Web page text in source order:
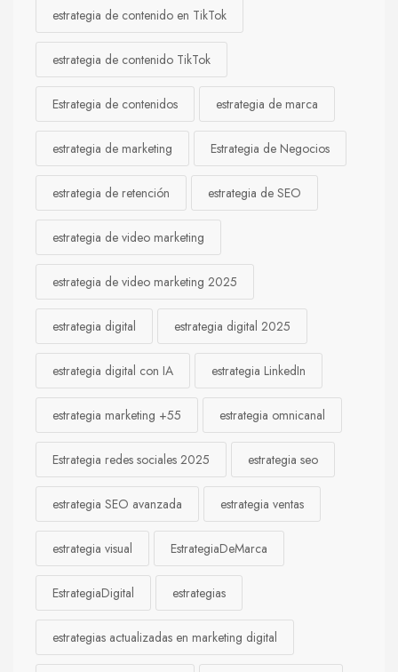
estrategia de contenido en TikTok
estrategia de contenido TikTok
Estrategia de contenidos estrategia de marca
estrategia de marketing Estrategia de Negocios
estrategia de retención estrategia de SEO
estrategia de video marketing
estrategia de video marketing 2025
estrategia digital estrategia digital 2025
estrategia digital con IA estrategia LinkedIn
estrategia marketing +55 estrategia omnicanal
Estrategia redes sociales 2025 estrategia seo
estrategia SEO avanzada estrategia ventas
estrategia visual EstrategiaDeMarca
EstrategiaDigital estrategias
estrategias actualizadas en marketing digital